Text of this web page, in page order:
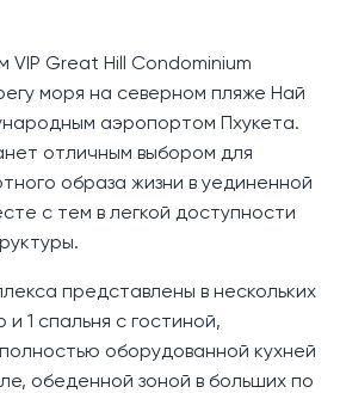
VIP Great Hill Condominium
моря на северном пляже Най
аэропортом Пхукета.
отличным выбором для
образа жизни в уединенной
с тем в легкой доступности
представлены в нескольких
1 спальня с гостиной,
оборудованной кухней
обеденной зоной в больших по